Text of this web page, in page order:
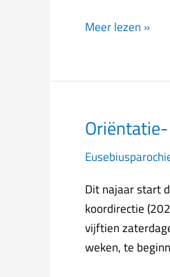
Meer lezen »
Dit najaar start
koordirectie
vijftien
weken, te
Oriëntatie-
basiscursus
Koordirectie